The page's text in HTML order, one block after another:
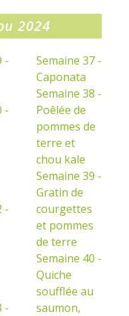
2024
-
-
-
-
Semaine 37 -
Caponata
Semaine 38 -
Poêlée de
pommes de
terre et
chou kale
Semaine 39 -
Gratin de
courgettes
et pommes
de terre
Semaine 40 -
Quiche
soufflée au
saumon,